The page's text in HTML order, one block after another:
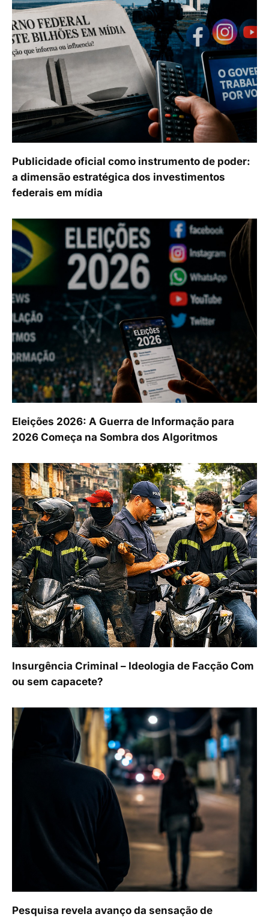
Publicidade oficial como instrumento de poder:
a dimensão estratégica dos investimentos
federais em mídia
Eleições 2026: A Guerra de Informação para
2026 Começa na Sombra dos Algoritmos
Insurgência Criminal – Ideologia de Facção Com
ou sem capacete?
Pesquisa revela avanço da sensação de